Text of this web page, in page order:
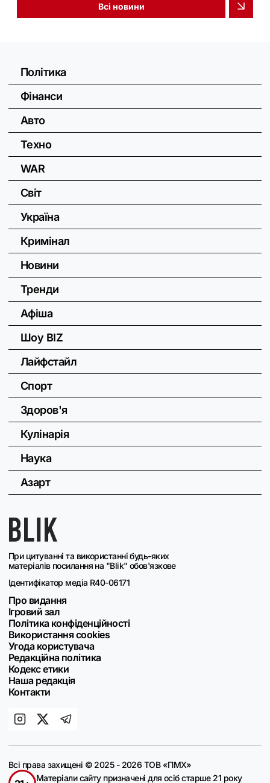
Всі новини
При цитуванні та використанні будь-яких
матеріалів посилання на "Blik" обов'язкове
Ідентифікатор медіа R40-06171
Про видання
Ігровий зал
Політика конфіденційності
Використання cookies
Угода користувача
Редакційна політика
Кодекс етики
Наша редакція
Контакти
Політика
Фінанси
Авто
Техно
WAR
Світ
Україна
Кримінал
Новини
Тренди
Афіша
Шоу BIZ
Лайфстайл
Спорт
Здоров'я
Кулінарія
Наука
Азарт
Всі права захищені © 2025 - 2026 ТОВ «ПМХ»
Матеріали сайту призначені для осіб старше 21 року